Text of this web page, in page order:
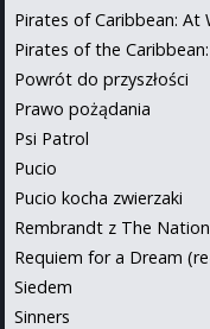
Pirates of Caribbean: At
Pirates of the
Powrót do przyszłości
Prawo pożądania
Psi Patrol
Pucio
Pucio kocha zwierzaki
Rembrandt z The
Requiem for a Dream
Siedem
Sinners